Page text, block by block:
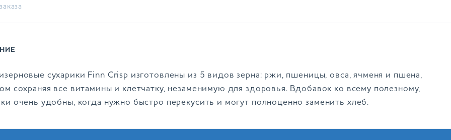
заказа
сухарики Finn Crisp изготовлены из 5 видов зерна: ржи, пшеницы, овса, ячменя и пшена,
сохраняя все витамины и клетчатку, незаменимую для здоровья. Вдобавок ко всему полезному,
очень удобны, когда нужно быстро перекусить и могут полноценно заменить хлеб.